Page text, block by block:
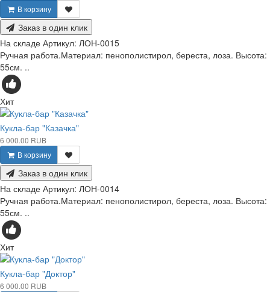
В корзину
Заказ в один клик
На складе Артикул: ЛОН-0015
Ручная работа.Материал: пенополистирол, береста, лоза. Высота:
55см. ..
Хит
Кукла-бар "Казачка"
6 000.00 RUB
В корзину
Заказ в один клик
На складе Артикул: ЛОН-0014
Ручная работа.Материал: пенополистирол, береста, лоза. Высота:
55см. ..
Хит
Кукла-бар "Доктор"
6 000.00 RUB